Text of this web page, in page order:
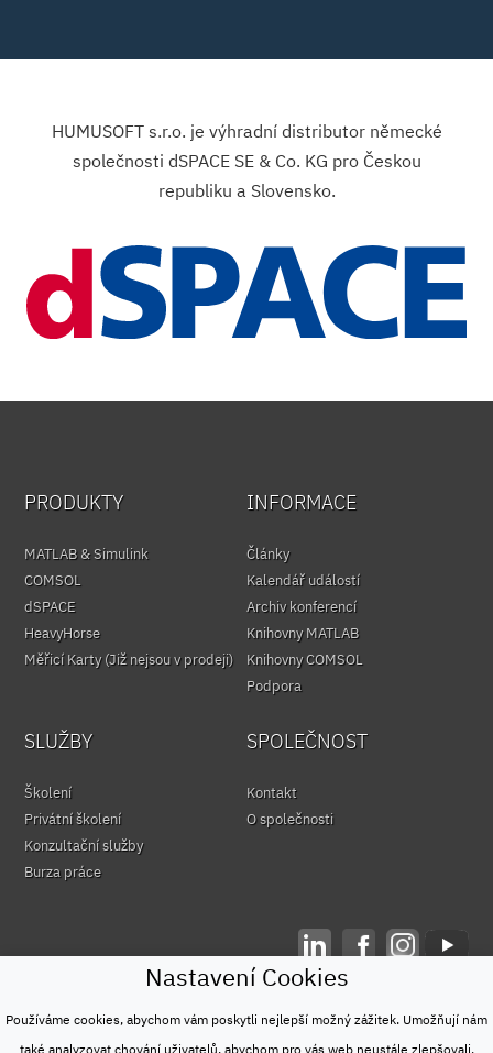
HUMUSOFT s.r.o. je výhradní distributor německé
společnosti dSPACE SE & Co. KG pro Českou
republiku a Slovensko.
Nastavení Cookies
Používáme cookies, abychom vám poskytli nejlepší možný zážitek. Umožňují nám
také analyzovat chování uživatelů, abychom pro vás web neustále zlepšovali.
PRODUKTY
MATLAB & Simulink
COMSOL
dSPACE
HeavyHorse
Měřicí Karty (Již nejsou v prodeji)
INFORMACE
Články
Kalendář událostí
Archiv konferencí
Knihovny MATLAB
Knihovny COMSOL
Podpora
SLUŽBY
Školení
Privátní školení
Konzultační služby
Burza práce
SPOLEČNOST
Kontakt
O společnosti
© HUMUSOFT 1991 - 2026
Ochrana osobních údajů
&